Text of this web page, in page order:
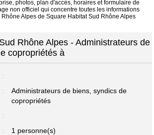
photos, plan d'accès, horaires et formulaire de
non officiel qui concentre toutes les informations
Alpes de Square Habitat Sud Rhône Alpes
Rhône Alpes - Administrateurs de
copropriétés à
:
:
Administrateurs de biens, syndics de
copropriétés
:
:
1 personne(s)